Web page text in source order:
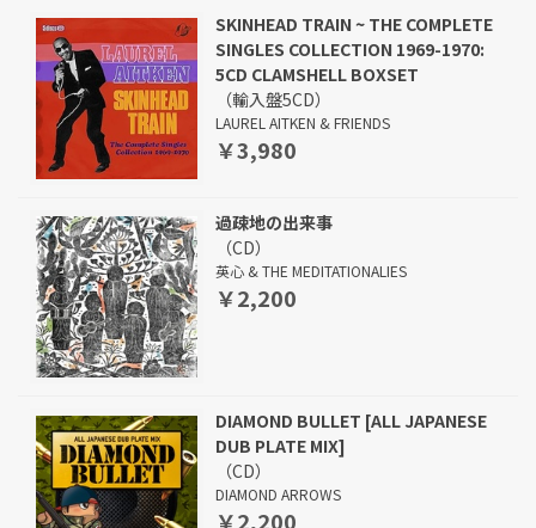
SKINHEAD TRAIN ~ THE COMPLETE
SINGLES COLLECTION 1969-1970:
5CD CLAMSHELL BOXSET
（輸入盤5CD）
LAUREL AITKEN & FRIENDS
￥3,980
過疎地の出来事
（CD）
英心 & THE MEDITATIONALIES
￥2,200
DIAMOND BULLET [ALL JAPANESE
DUB PLATE MIX]
（CD）
DIAMOND ARROWS
￥2,200